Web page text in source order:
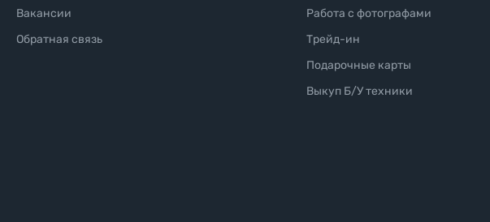
Вакансии
Обратная связь
Работа с фотографами
Трейд-ин
Подарочные карты
Выкуп Б/У техники